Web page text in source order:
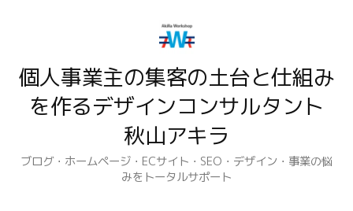
ン
キ
個人事業主の集客の土台と仕組み
を作るデザインコンサルタント
秋山アキラ
ブログ・ホームページ・ECサイト・SEO・デザイン・事業の悩
みをトータルサポート